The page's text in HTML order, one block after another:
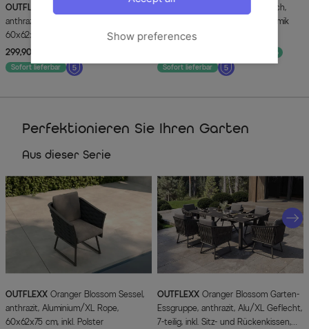
OUTFLEXX
anthrazit, Aluminium/XL Rope,
60x62x75 cm, inkl. Polster
299,90 €
Sofort lieferbar
ausziehbar 180-270cm, Glaskeramik
anthrazit, Aluminium
-28%
Sofort lieferbar
Perfektionieren Sie Ihren Garten
Aus dieser Serie
OUTFLEXX
anthrazit, Aluminium/XL Rope,
60x62x75 cm, inkl. Polster
OUTFLEXX
Essgruppe, anthrazit, Alu/XL Geflecht,
7-teilig, inkl. Sitz- und Rückenkissen,
Show preferences